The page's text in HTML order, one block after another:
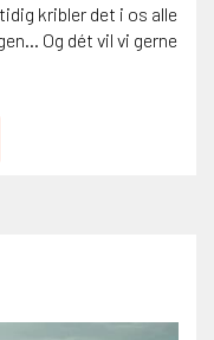
kribler det i os alle
Og dét vil vi gerne